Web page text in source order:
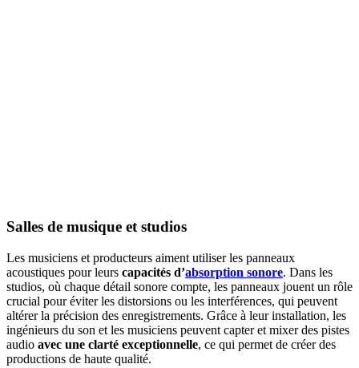
Salles de musique et studios
Les musiciens et producteurs aiment utiliser les panneaux
acoustiques pour leurs capacités d’absorption sonore. Dans les
studios, où chaque détail sonore compte, les panneaux jouent un rôle
crucial pour éviter les distorsions ou les interférences, qui peuvent
altérer la précision des enregistrements. Grâce à leur installation, les
ingénieurs du son et les musiciens peuvent capter et mixer des pistes
audio avec une clarté exceptionnelle, ce qui permet de créer des
productions de haute qualité.